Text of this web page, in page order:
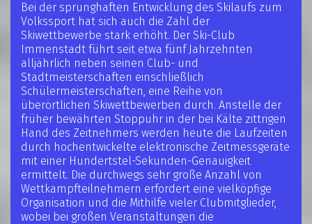
Bei der sprunghaften Entwicklung des Skilaufs zum
Volkssport hat sich auch die Zahl der
Skiwettbewerbe stark erhöht. Der Ski-Club
Immenstadt führt seit etwa fünf Jahrzehnten
alljährlich neben seinen Club- und
Stadtmeisterschaften einschließlich
Schülermeisterschaften, eine Reihe von
überörtlichen Skiwettbewerben durch. Anstelle der
früher bewährten Stoppuhr in der bei Kälte zittrigen
Hand des Zeitnehmers werden heute die Laufzeiten
durch hochentwickelte elektronische Zeitmessgeräte
mit einer Hundertstel-Sekunden-Genauigkeit
ermittelt. Die durchwegs sehr große Anzahl von
Wettkampfteilnehmern erfordert eine vielköpfige
Organisation und die Mithilfe vieler Clubmitglieder,
wobei bei großen Veranstaltungen die